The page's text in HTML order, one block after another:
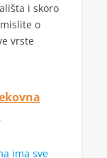
i skoro
o
vrste
ima sve